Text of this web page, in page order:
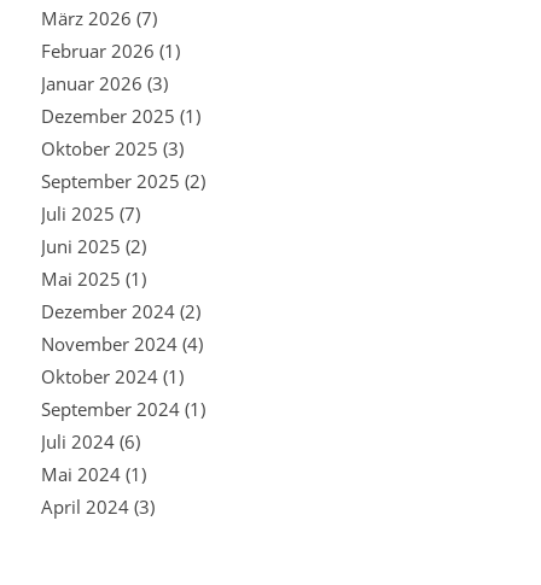
März 2026 (7)
Februar 2026 (1)
Januar 2026 (3)
Dezember 2025 (1)
Oktober 2025 (3)
September 2025 (2)
Juli 2025 (7)
Juni 2025 (2)
Mai 2025 (1)
Dezember 2024(2)
November 2024(4)
Oktober 2024(1)
September 2024(1)
Juli 2024(6)
Mai 2024(1)
April 2024(3)